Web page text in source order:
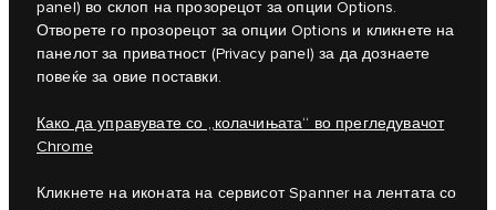
panel) во склоп на прозорецот за опции Options.
Отворете го прозорецот за опции Options и кликнете на
панелот за приватност (Privacy panel) за да дознаете
повеќе за овие поставки.
Како да управувате со „колачињата“ во прегледувачот
Chrome
Кликнете на иконата на сервисот Spanner на лентата со